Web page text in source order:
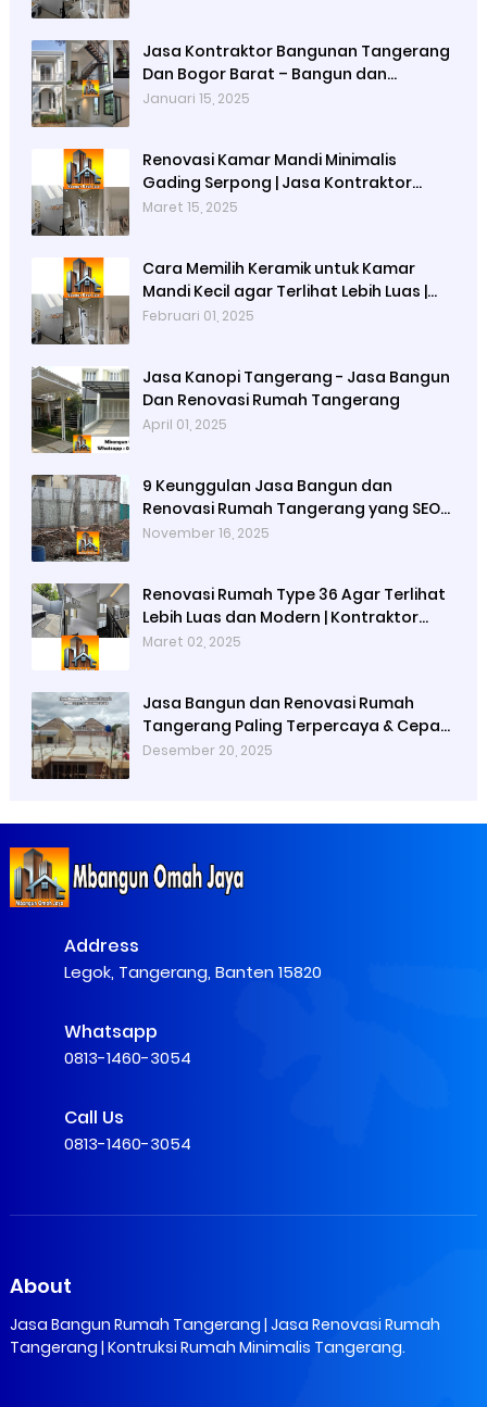
Jasa Kontraktor Bangunan Tangerang
Dan Bogor Barat – Bangun dan
Renovasi Rumah Profesional,
Januari 15, 2025
Renovasi Kamar Mandi Minimalis
Gading Serpong | Jasa Kontraktor
Renovasi Rumah Terpercaya
Maret 15, 2025
Cara Memilih Keramik untuk Kamar
Mandi Kecil agar Terlihat Lebih Luas |
Jasa Bangun Rumah Tangerang | Jasa
Februari 01, 2025
Jasa Kanopi Tangerang - Jasa Bangun
Dan Renovasi Rumah Tangerang
April 01, 2025
9 Keunggulan Jasa Bangun dan
Renovasi Rumah Tangerang yang SEO
November 16, 2025
Renovasi Rumah Type 36 Agar Terlihat
Lebih Luas dan Modern | Kontraktor
Bangunan Terdekat dan Terpercaya di
Maret 02, 2025
Jasa Bangun dan Renovasi Rumah
Tangerang Paling Terpercaya & Cepat
(Panduan 2026) | Pekerjaan Persiapan
Desember 20, 2025
Address
Legok, Tangerang, Banten 15820
Whatsapp
0813-1460-3054
Call Us
0813-1460-3054
About
Jasa Bangun Rumah Tangerang | Jasa Renovasi Rumah
Tangerang | Kontruksi Rumah Minimalis Tangerang.